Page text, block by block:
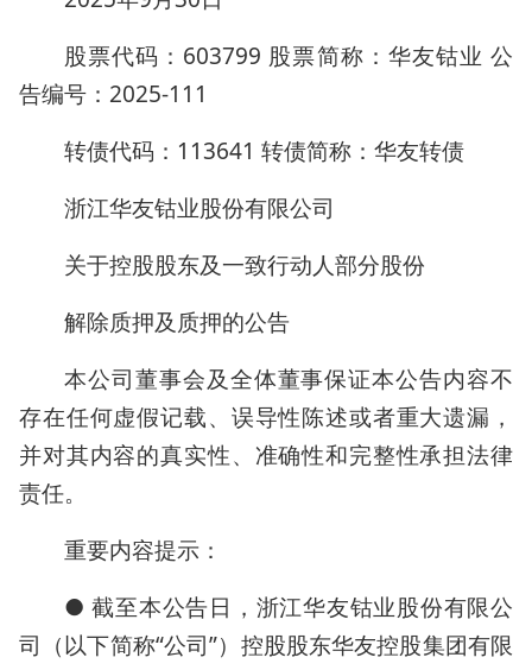
股票代码：603799 股票简称：华友钴业 公
告编号：2025-111
转债代码：113641 转债简称：华友转债
浙江华友钴业股份有限公司
关于控股股东及一致行动人部分股份
解除质押及质押的公告
本公司董事会及全体董事保证本公告内容不
存在任何虚假记载、误导性陈述或者重大遗漏，
并对其内容的真实性、准确性和完整性承担法律
责任。
重要内容提示：
● 截至本公告日，浙江华友钴业股份有限公
司（以下简称“公司”）控股股东华友控股集团有限